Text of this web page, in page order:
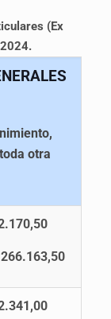
(Ex
otra